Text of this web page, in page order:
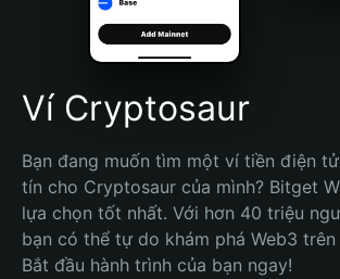
Português (Brasil)
Español (Argentina)
Ví Cryptosaur
Bạn đang muốn tìm một ví tiền điện
tín cho Cryptosaur của mình? Bitget
lựa chọn tốt nhất. Với hơn 40 triệu
bạn có thể tự do khám phá Web3
Bắt đầu hành trình của bạn ngay!